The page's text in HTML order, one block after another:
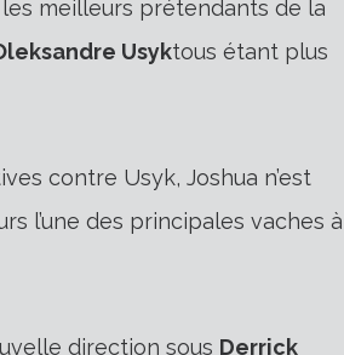
meilleurs prétendants de la
Usyktous étant plus
contre Usyk, Joshua n’est
l’une des principales vaches à
direction sous Derrick